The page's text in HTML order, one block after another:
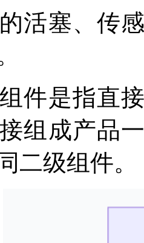
活塞、传
件是指直
组成产品
二级组件。